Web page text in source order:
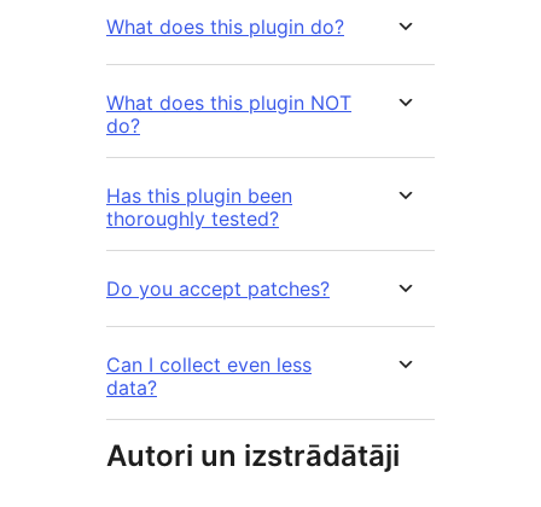
What does this plugin do?
What does this plugin NOT
do?
Has this plugin been
thoroughly tested?
Do you accept patches?
Can I collect even less
data?
Autori un izstrādātāji